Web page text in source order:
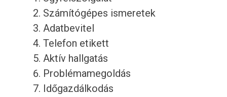
Számítógépes ismeretek
Adatbevitel
Telefon etikett
Aktív hallgatás
Problémamegoldás
Időgazdálkodás